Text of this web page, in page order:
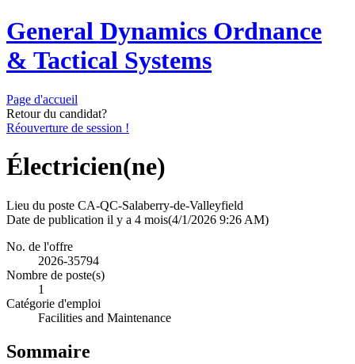
General Dynamics Ordnance
& Tactical Systems
Page d'accueil
Retour du candidat?
Réouverture de session !
Électricien(ne)
Lieu du poste CA-QC-Salaberry-de-Valleyfield
Date de publication il y a 4 mois(4/1/2026 9:26 AM)
No. de l'offre
2026-35794
Nombre de poste(s)
1
Catégorie d'emploi
Facilities and Maintenance
Sommaire